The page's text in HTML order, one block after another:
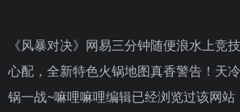
《风暴对决》网易三分钟随便浪水上竞
心配，全新特色火锅地图真香警告！天
锅一战~嘛哩嘛哩编辑已经浏览过该网